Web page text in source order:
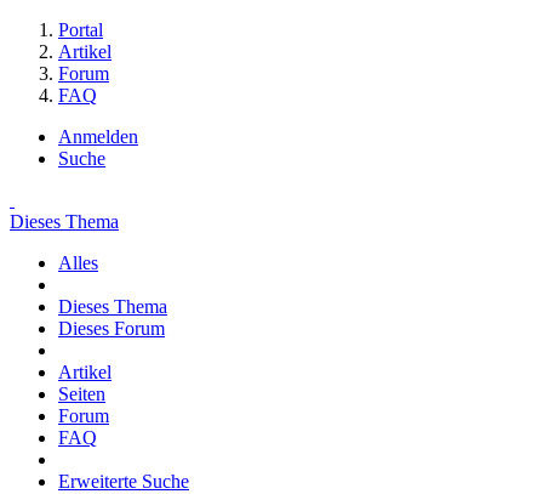
Portal
Artikel
Forum
FAQ
Anmelden
Suche
Dieses Thema
Alles
Dieses Thema
Dieses Forum
Artikel
Seiten
Forum
FAQ
Erweiterte Suche